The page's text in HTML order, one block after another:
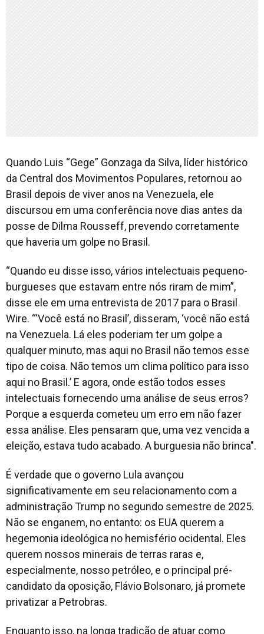
Quando Luis “Gege” Gonzaga da Silva, líder histórico
da Central dos Movimentos Populares, retornou ao
Brasil depois de viver anos na Venezuela, ele
discursou em uma conferência nove dias antes da
posse de Dilma Rousseff, prevendo corretamente
que haveria um golpe no Brasil.
“Quando eu disse isso, vários intelectuais pequeno-
burgueses que estavam entre nós riram de mim”,
disse ele em uma entrevista de 2017 para o Brasil
Wire. “‘Você está no Brasil’, disseram, ‘você não está
na Venezuela. Lá eles poderiam ter um golpe a
qualquer minuto, mas aqui no Brasil não temos esse
tipo de coisa. Não temos um clima político para isso
aqui no Brasil.’ E agora, onde estão todos esses
intelectuais fornecendo uma análise de seus erros?
Porque a esquerda cometeu um erro em não fazer
essa análise. Eles pensaram que, uma vez vencida a
eleição, estava tudo acabado. A burguesia não brinca".
É verdade que o governo Lula avançou
significativamente em seu relacionamento com a
administração Trump no segundo semestre de 2025.
Não se enganem, no entanto: os EUA querem a
hegemonia ideológica no hemisfério ocidental. Eles
querem nossos minerais de terras raras e,
especialmente, nosso petróleo, e o principal pré-
candidato da oposição, Flávio Bolsonaro, já promete
privatizar a Petrobras.
Enquanto isso, na longa tradição de atuar como